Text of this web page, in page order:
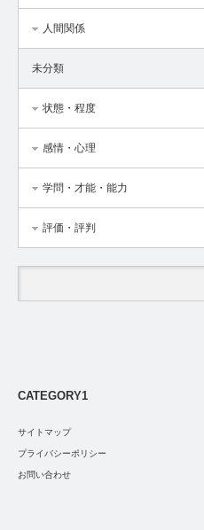
人間関係
未分類
状態・程度
感情・心理
学問・才能・能力
評価・評判
CATEGORY1
サイトマップ
プライバシーポリシー
お問い合わせ